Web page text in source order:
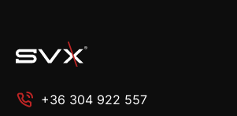
+36 304 922 557